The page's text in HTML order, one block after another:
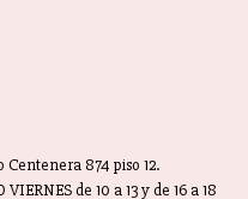
Centenera 874 piso 12.
de 10 a 13 y de 16 a 18